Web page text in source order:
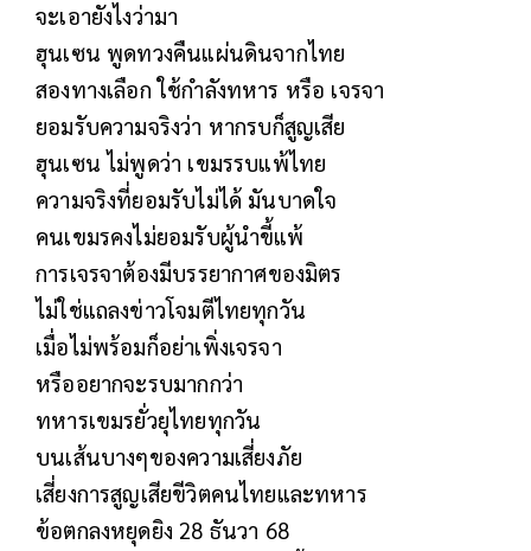
จะเอายังไงว่ามา
ฮุนเซน พูดทวงคืนแผ่นดินจากไทย
สองทางเลือก ใช้กำลังทหาร หรือ เจรจา
ยอมรับความจริงว่า หากรบก็สูญเสีย
ฮุนเซน ไม่พูดว่า เขมรรบแพ้ไทย
ความจริงที่ยอมรับไม่ได้ มันบาดใจ
คนเขมรคงไม่ยอมรับผู้นำขี้แพ้
การเจรจาต้องมีบรรยากาศของมิตร
ไม่ใช่แถลงข่าวโจมตีไทยทุกวัน
เมื่อไม่พร้อมก็อย่าเพิ่งเจรจา
หรืออยากจะรบมากกว่า
ทหารเขมรยั่วยุไทยทุกวัน
บนเส้นบางๆของความเสี่ยงภัย
เสี่ยงการสูญเสียขีวิตคนไทยและทหาร
ข้อตกลงหยุดยิง 28 ธันวา 68